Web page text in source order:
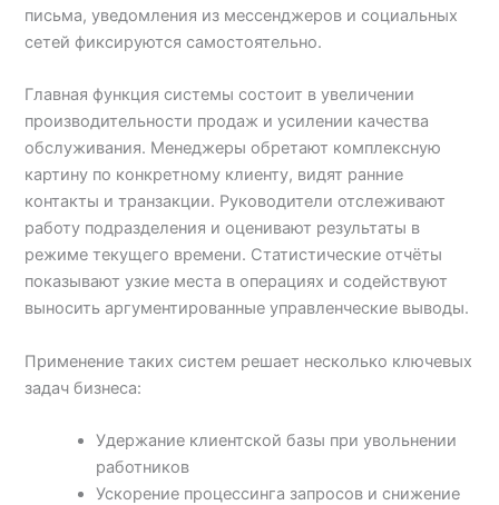
письма, уведомления из мессенджеров и социальных
сетей фиксируются самостоятельно.
Главная функция системы состоит в увеличении
производительности продаж и усилении качества
обслуживания. Менеджеры обретают комплексную
картину по конкретному клиенту, видят ранние
контакты и транзакции. Руководители отслеживают
работу подразделения и оценивают результаты в
режиме текущего времени. Статистические отчёты
показывают узкие места в операциях и содействуют
выносить аргументированные управленческие выводы.
Применение таких систем решает несколько ключевых
задач бизнеса:
Удержание клиентской базы при увольнении
работников
Ускорение процессинга запросов и снижение